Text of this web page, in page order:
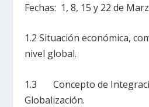
Fechas: 1, 8, 15 y 22 de
1.2 Situación económica,
nivel global.
1.3 Concepto de
Globalización.